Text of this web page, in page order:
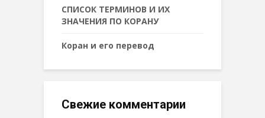
СПИСОК ТЕРМИНОВ И ИХ
ЗНАЧЕНИЯ ПО КОРАНУ
Коран и его перевод
Свежие комментарии